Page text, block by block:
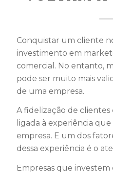
Conquistar um cliente
investimento em
comercial. No entanto,
pode ser muito mais
de uma empresa.
A fidelização de
ligada à experiência
empresa. E um dos
dessa experiência é o
Empresas que